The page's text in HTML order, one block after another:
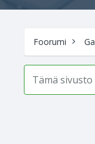
Foorumi
Tämä